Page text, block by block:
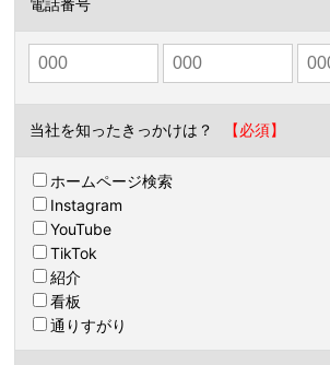
電話番号
当社を知ったきっかけは？
ホームページ検索
Instagram
YouTube
TikTok
紹介
看板
通りすがり